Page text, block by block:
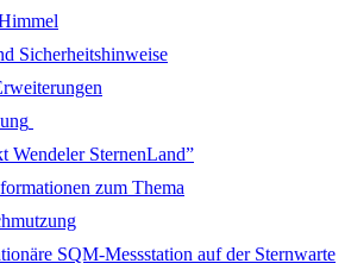
Sicherheitshinweise
Wendeler SternenLand”
zum Thema
SQM-Messstation auf der Sternwarte